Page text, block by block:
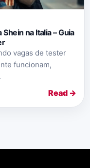
na Italia – Guia
vagas de tester
funcionam,
Read →